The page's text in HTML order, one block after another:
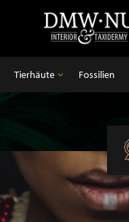
Tierhäute Fossilien